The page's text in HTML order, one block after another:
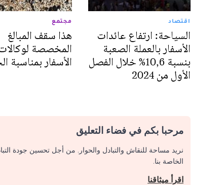
اقتصاد
السياحة: ارتفاع عائدات
الأسفار بالعملة الصعبة
بنسبة 10,6% خلال الفصل
الأول من 2024
مجتمع
هذا سقف المبالغ
المخصصة
الأسفار بمناسبة
مرحبا بكم في فضاء التعليق
نريد مساحة للنقاش والتبادل والحوار. من أجل تحسين جودة
الخاصة بنا.
اقرأ ميثاقنا